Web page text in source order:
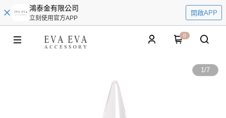
鴻泰金有限公司
立刻使用官方APP
開啟APP
0
1/7